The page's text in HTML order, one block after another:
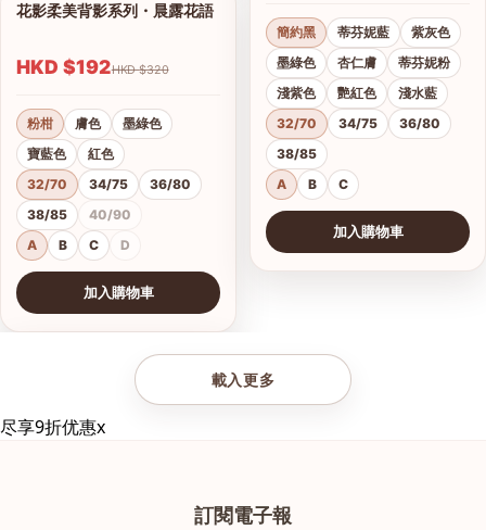
1/21
花影柔美背影系列・晨露花語
HKD $192 HKD $320
粉柑 膚色
墨綠色
寶藍色
紅色
32/70
34/75
36/80
38/85
40/90
A
B C D
加入購物車
簡約黑 蒂芬妮藍
紫灰色
墨綠色
杏仁膚
蒂芬妮粉
淺紫色
艷紅色
淺水藍
32/70
34/75
36/80
38/85
A
B C
加入購物車
載入更多
尽享9折优惠x
訂閱電子報